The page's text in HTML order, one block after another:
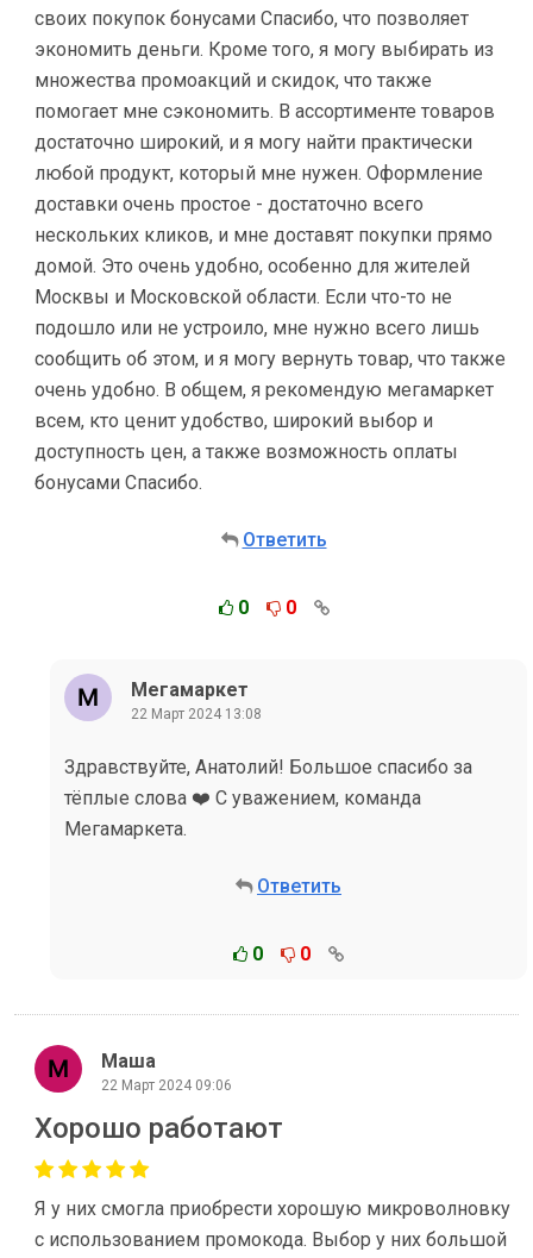
своих покупок бонусами Спасибо, что позволяет
экономить деньги. Кроме того, я могу выбирать из
множества промоакций и скидок, что также
помогает мне сэкономить. В ассортименте товаров
достаточно широкий, и я могу найти практически
любой продукт, который мне нужен. Оформление
доставки очень простое - достаточно всего
нескольких кликов, и мне доставят покупки прямо
домой. Это очень удобно, особенно для жителей
Москвы и Московской области. Если что-то не
подошло или не устроило, мне нужно всего лишь
сообщить об этом, и я могу вернуть товар, что также
очень удобно. В общем, я рекомендую мегамаркет
всем, кто ценит удобство, широкий выбор и
доступность цен, а также возможность оплаты
бонусами Спасибо.
Ответить
0 0
Мегамаркет
22 Март 2024 13:08
Здравствуйте, Анатолий! Большое спасибо за
тёплые слова ❤️ С уважением, команда
Мегамаркета.
Ответить
0 0
Маша
22 Март 2024 09:06
Хорошо работают
Я у них смогла приобрести хорошую микроволновку
с использованием промокода. Выбор у них большой